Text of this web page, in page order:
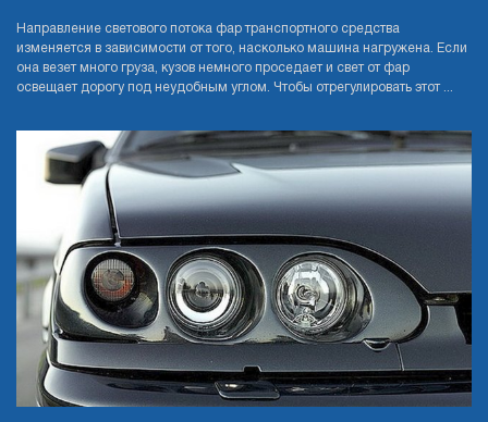
Направление светового потока фар транспортного средства
изменяется в зависимости от того, насколько машина нагружена. Если
она везет много груза, кузов немного проседает и свет от фар
освещает дорогу под неудобным углом. Чтобы отрегулировать этот ...